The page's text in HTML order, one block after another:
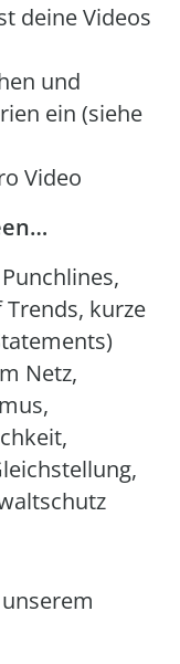
deine Videos
und
ein (siehe
Video
Trends, kurze
Netz,